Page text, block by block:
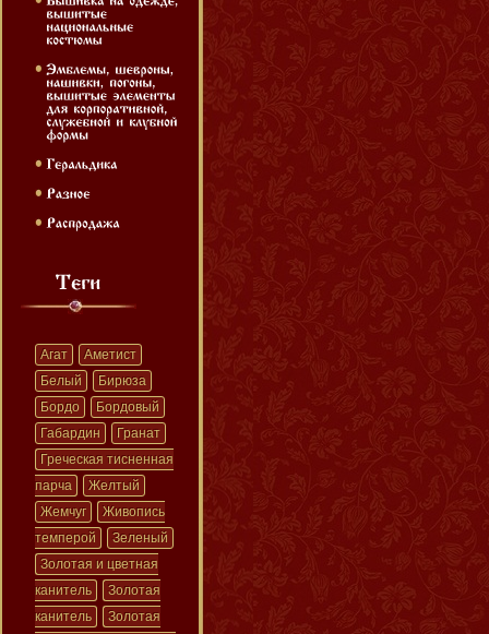
Агат
Аметист
Белый
Бирюза
Бордо
Бордовый
Габардин
Гранат
Греческая тисненная
парча
Желтый
Жемчуг
Живопись
темперой
Зеленый
Золотая и цветная
канитель
Золотая
канитель
Золотая